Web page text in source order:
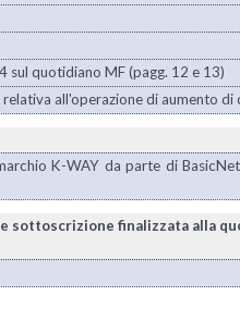
quotidiano MF (pagg. 12 e 13)
all'operazione di aumento di
K-WAY da parte di
sottoscrizione finalizzata alla